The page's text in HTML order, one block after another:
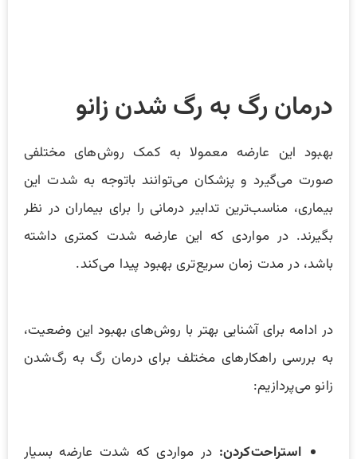
درمان رگ به رگ شدن زانو
بهبود این عارضه معمولا به کمک روش‌های مختلفی
صورت می‌گیرد و پزشکان می‌توانند باتوجه به شدت این
بیماری، مناسب‌ترین تدابیر درمانی را برای بیماران در نظر
بگیرند. در مواردی که این عارضه شدت کمتری داشته
باشد، در مدت زمان سریع‌تری بهبود پیدا می‌کند.
در ادامه برای آشنایی بهتر با روش‌های بهبود این وضعیت،
به بررسی راهکارهای مختلف برای درمان رگ به رگ‌شدن
زانو می‌پردازیم:
استراحت‌کردن: در مواردی که شدت عارضه بسیار